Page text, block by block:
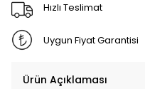
Hızlı Teslimat
Uygun Fiyat Garantisi
Ürün Açıklaması